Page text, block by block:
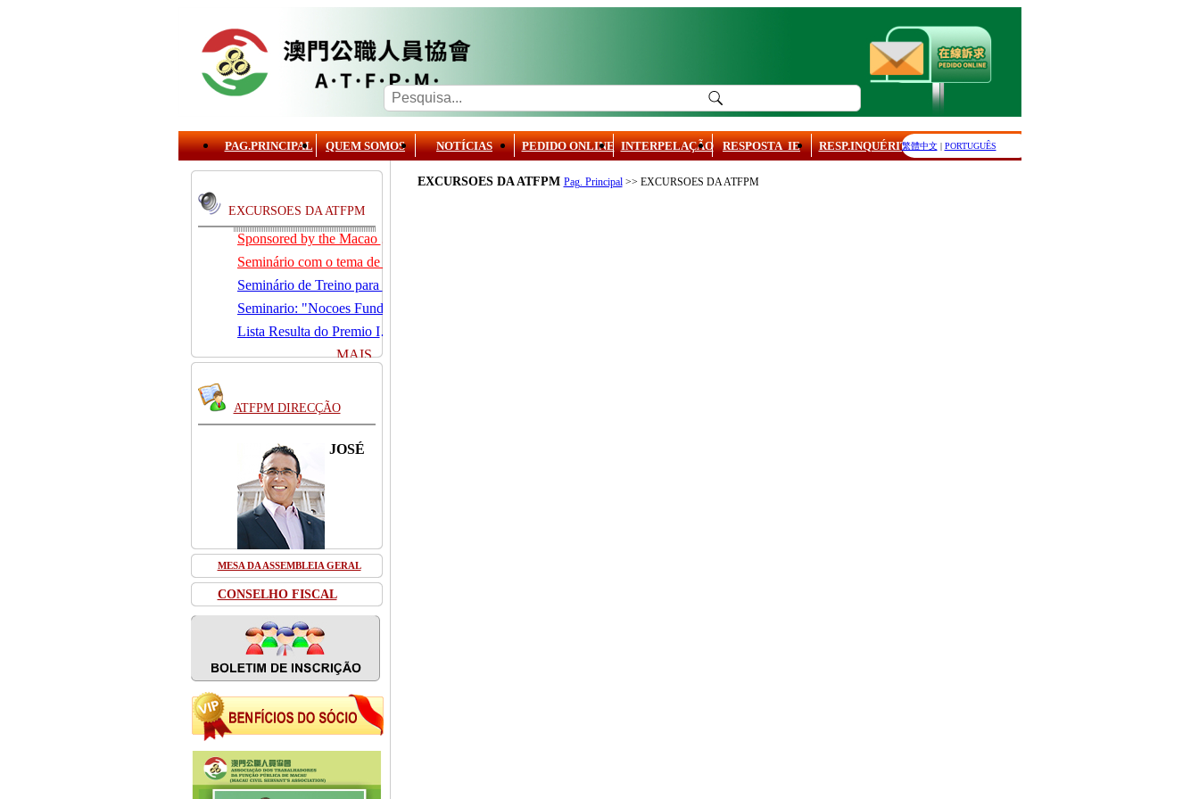
PAG.PRINCIPAL QUEM SOMOS NOTÍCIAS PEDIDO ONLINE INTERPELAÇÃO RESPOSTA IE RESP.INQUÉRITO繁體中文| PORTUGUÊS
EXCURSOES DA ATFPM
Sponsored by the Macao Foundation, the Macau Civil Servants Association (ATFPM) will organize the “Job Opportunities for Youth Seminar” at 3:00 p.m. on 15 August in our Association . Our guest speaker is Lawmaker José Pereira Coutinho.
Lista Resulta do Premio Incentivo 2026
MAIS
ATFPM DIRECÇÃO
JOSÉ
PEREIRA
COUTINHO
Deputado à
Assembleia Legislativa
e Presidente da
Direcção da ATFPM
MESA DA ASSEMBLEIA GERAL
CONSELHO FISCAL
EXCURSOES DA ATFPM Pag. Principal>> EXCURSOES DA ATFPM